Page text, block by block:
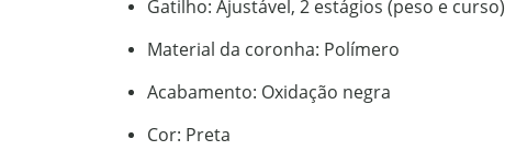
Gatilho: Ajustável, 2 estágios (peso e curso)
Material da coronha: Polímero
Acabamento: Oxidação negra
Cor: Preta